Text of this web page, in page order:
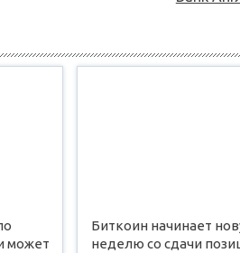
может
Биткоин начинает
неделю со сдачи